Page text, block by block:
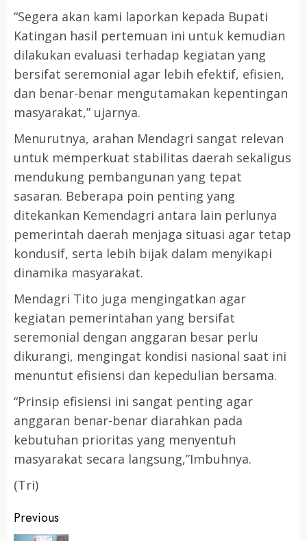
“Segera akan kami laporkan kepada Bupati
Katingan hasil pertemuan ini untuk kemudian
dilakukan evaluasi terhadap kegiatan yang
bersifat seremonial agar lebih efektif, efisien,
dan benar-benar mengutamakan kepentingan
masyarakat,” ujarnya.
Menurutnya, arahan Mendagri sangat relevan
untuk memperkuat stabilitas daerah sekaligus
mendukung pembangunan yang tepat
sasaran. Beberapa poin penting yang
ditekankan Kemendagri antara lain perlunya
pemerintah daerah menjaga situasi agar tetap
kondusif, serta lebih bijak dalam menyikapi
dinamika masyarakat.
Mendagri Tito juga mengingatkan agar
kegiatan pemerintahan yang bersifat
seremonial dengan anggaran besar perlu
dikurangi, mengingat kondisi nasional saat ini
menuntut efisiensi dan kepedulian bersama.
“Prinsip efisiensi ini sangat penting agar
anggaran benar-benar diarahkan pada
kebutuhan prioritas yang menyentuh
masyarakat secara langsung,”Imbuhnya.
(Tri)
Post
Previous